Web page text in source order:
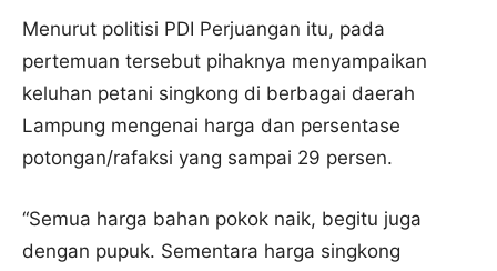
Menurut politisi PDI Perjuangan itu, pada
pertemuan tersebut pihaknya menyampaikan
keluhan petani singkong di berbagai daerah
Lampung mengenai harga dan persentase
potongan/rafaksi yang sampai 29 persen.
“Semua harga bahan pokok naik, begitu juga
dengan pupuk. Sementara harga singkong